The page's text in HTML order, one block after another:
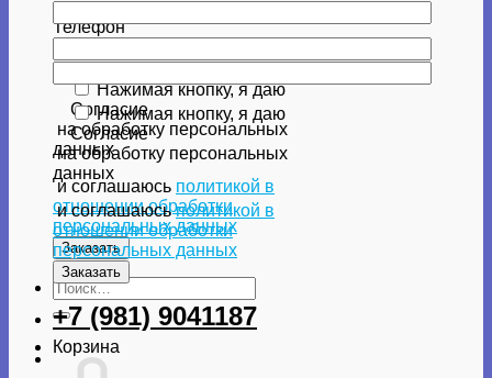
Телефон
Нажимая кнопку, я даю
Согласие
на обработку персональных
данных
и соглашаюсь политикой в
отношении обработки
персональных данных
Искать:
Корзина
Нажимая кнопку, я даю
Согласие
на обработку персональных
данных
и соглашаюсьполитикой в
отношении обработки
персональных данных
+7 (981) 9041187